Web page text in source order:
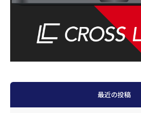
最近の投稿